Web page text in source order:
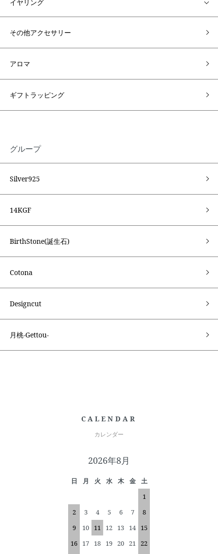
イヤリング
その他アクセサリー
アロマ
ギフトラッピング
グループ
Silver925
14KGF
BirthStone(誕生石)
Cotona
Designcut
月桃-Gettou-
CALENDAR
カレンダー
2026年8月
日 月 火 水 木 金
土
1
2
3 4 5 6 7
8
9
10 11 12 13 14
15
16
17 18 19 20 21 22